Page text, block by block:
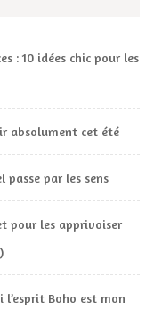
: 10 idées chic pour les
absolument cet été
passe par les sens
pour les apprivoiser
Boho est mon